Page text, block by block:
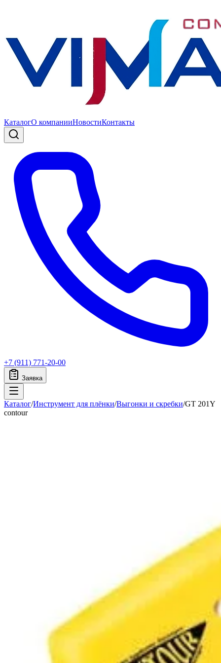
КаталогО компанииНовостиКонтакты
+7 (911) 771-20-00
Заявка
Каталог/Инструмент для плёнки/Выгонки и скребки/GT 201Y
contour